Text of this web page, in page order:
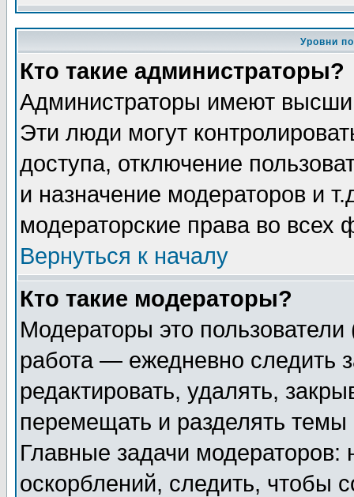
Уровни
Кто такие администраторы?
Администраторы имеют
Эти люди могут
доступа, отключение
и назначение модераторов и
модераторские права во всех
Вернуться к началу
Кто такие модераторы?
Модераторы это
работа — ежедневно следить
редактировать, удалять,
перемещать и разделять
Главные задачи
оскорблений, следить, чтобы